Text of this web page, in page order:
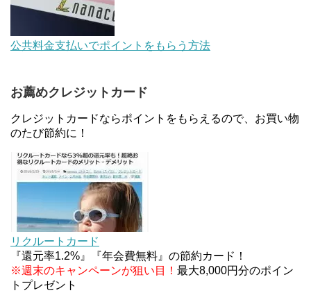
デジタルギフト改悪でいろいろ手数料徴収へ！8/3
～
au Pay等に等価交換できる「えらべるギフト」がフ
ァミリマートとミニストップで登場！WAON1%還
元で新ルート誕生！？
JCBカードWでApple Pay追加時のナビダイヤル
0570を回避する方法
ソニーフィナンシャルグループの株主限定！2万円
もらえる口座開設キャンペーン。7/31まで
公共料金支払いでポイントをもらう方法
お薦めクレジットカード
クレジットカードならポイントをもらえるので、お買い物
のたび節約に！
リクルートカード
『還元率1.2%』『年会費無料』の節約カード！
※週末のキャンペーンが狙い目！ 最大8,000円分のポイン
トプレゼント